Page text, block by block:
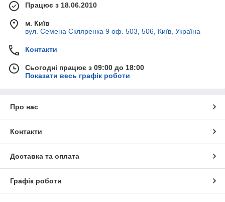
Працює з 18.06.2010
м. Київ
вул. Семена Скляренка 9 оф. 503, 506, Київ, Україна
Контакти
Сьогодні працює з 09:00 до 18:00
Показати весь графік роботи
Про нас
Контакти
Доставка та оплата
Графік роботи